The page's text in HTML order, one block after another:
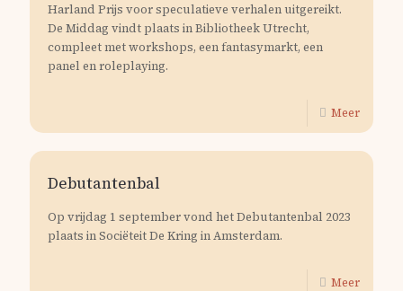
Harland Prijs voor speculatieve verhalen uitgereikt.
De Middag vindt plaats in Bibliotheek Utrecht,
compleet met workshops, een fantasymarkt, een
panel en roleplaying.
Meer
Debutantenbal
Op vrijdag 1 september vond het Debutantenbal 2023
plaats in Sociëteit De Kring in Amsterdam.
Meer